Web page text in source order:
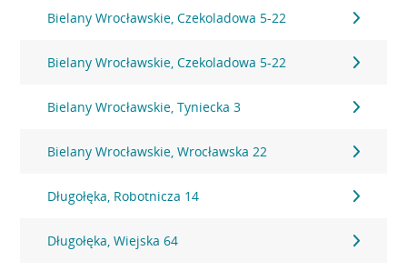
Bielany Wrocławskie, Czekoladowa 5-22
Bielany Wrocławskie, Czekoladowa 5-22
Bielany Wrocławskie, Tyniecka 3
Bielany Wrocławskie, Wrocławska 22
Długołęka, Robotnicza 14
Długołęka, Wiejska 64